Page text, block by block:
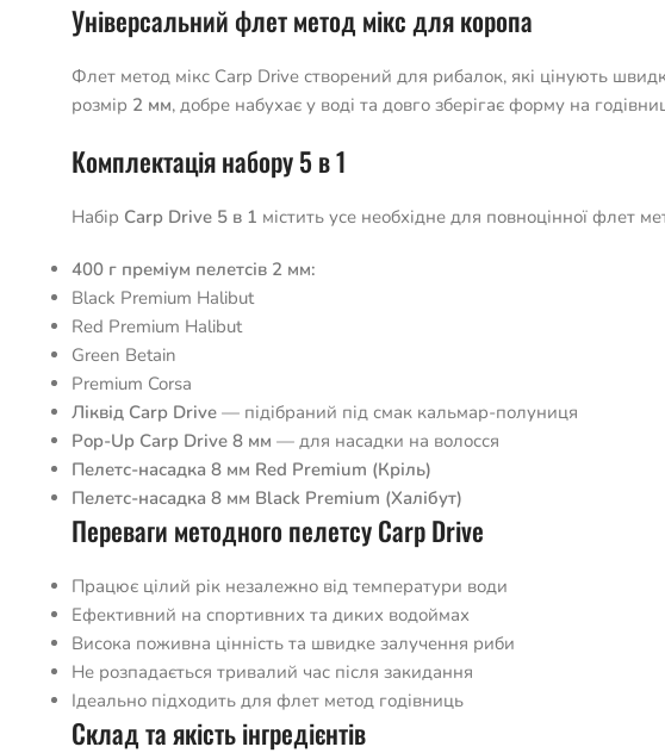
Універсальний флет метод мікс для коропа
Флет метод мікс Carp Drive створений для рибалок, які цінують
розмір 2 мм, добре набухає у воді та довго зберігає форму на
Комплектація набору 5 в 1
Набір Carp Drive 5 в 1 містить усе необхідне для повноцінної флет
400 г преміум пелетсів 2 мм:
Black Premium Halibut
Red Premium Halibut
Green Betain
Premium Corsa
Ліквід Carp Drive — підібраний під смак кальмар-полуниця
Pop-Up Carp Drive 8 мм — для насадки на волосся
Пелетс-насадка 8 мм Red Premium (Кріль)
Пелетс-насадка 8 мм Black Premium (Халібут)
Переваги методного пелетсу Carp Drive
Працює цілий рік незалежно від температури води
Ефективний на спортивних та диких водоймах
Висока поживна цінність та швидке залучення риби
Не розпадається тривалий час після закидання
Ідеально підходить для флет метод годівниць
Склад та якість інгредієнтів